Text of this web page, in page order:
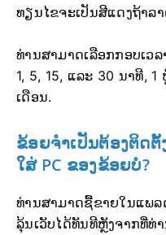
ທຽນໄຂຈະເປັນສີແດງຖ້າລ
ທ່ານສາມາດເລືອກກອບເວ
1, 5, 15, ແລະ 30 ນາທີ,
ເດືອນ.
ຂ້ອຍຈໍາເປັນຕ້ອງຕິດ
ໃສ່ PC ຂອງຂ້ອຍບໍ?
ທ່ານສາມາດຊື້ຂາຍໃນແພລ
ລຸ້ນເວັບໄດ້ທັນທີຫຼັງຈາກທີ່ທ່